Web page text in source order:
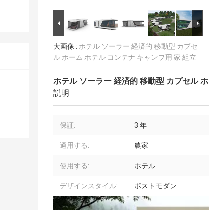
大画像 : ホテル ソーラー 経済的 移動型 カプセ
ル ホーム ホテル コンテナ キャンプ用 家 組立
ホテル ソーラー 経済的 移動型 カプセル
説明
保証: 3 年
適用する: 農家
使用する: ホテル
デザインスタイル: ポストモダン